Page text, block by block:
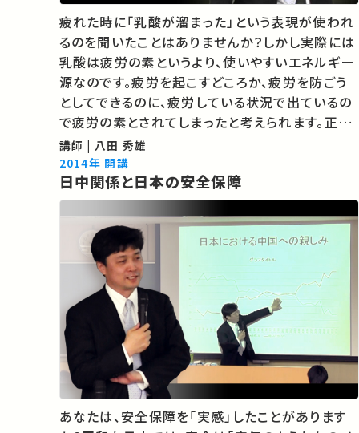
疲れた時に「乳酸が溜まった」という表現が使われ
るのを聞いたことはありませんか？しかし実際には
乳酸は疲労の素というより、使いやすいエネルギー
源なのです。疲労を起こすどころか、疲労を防ごう
としてできるのに、疲労している状況で出ているの
で疲労の素とされてしまったと考えられます。正し
い理解のために、新たな視点から疲労やエネルギ
ー代謝を捉え直してみましょう。 3:36 疲労とは乳
酸が溜まることなのか？…
講師 | 八田 秀雄
2014年 開講
日中関係と日本の安全保障
あなたは、安全保障を「実感」したことがあります